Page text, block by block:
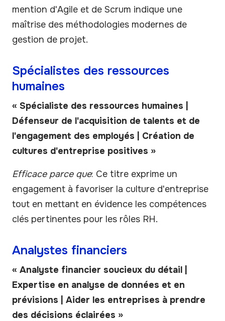
mention d'Agile et de Scrum indique une
maîtrise des méthodologies modernes de
gestion de projet.
Spécialistes des ressources
humaines
« Spécialiste des ressources humaines |
Défenseur de l'acquisition de talents et de
l'engagement des employés | Création de
cultures d'entreprise positives »
Efficace parce que: Ce titre exprime un
engagement à favoriser la culture d'entreprise
tout en mettant en évidence les compétences
clés pertinentes pour les rôles RH.
Analystes financiers
« Analyste financier soucieux du détail |
Expertise en analyse de données et en
prévisions | Aider les entreprises à prendre
des décisions éclairées »